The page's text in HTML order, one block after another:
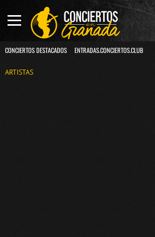
CONCIERTOS DESTACADOS ENTRADAS.CONCIERTOS.CLUB
ARTISTAS